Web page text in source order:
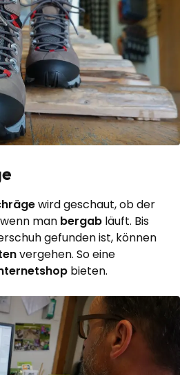
wird geschaut, ob der
man bergab läuft. Bis
gefunden ist, können
vergehen. So eine
bieten.